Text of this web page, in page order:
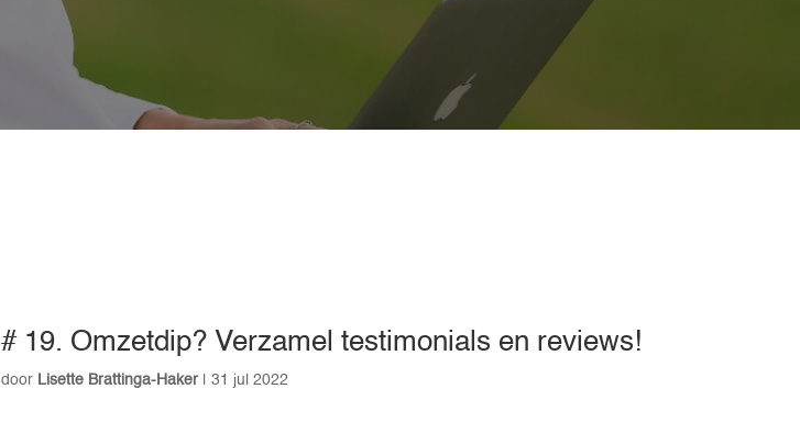
# 19. Omzetdip? Verzamel testimonials en reviews!
door Lisette Brattinga-Haker |31 jul 2022